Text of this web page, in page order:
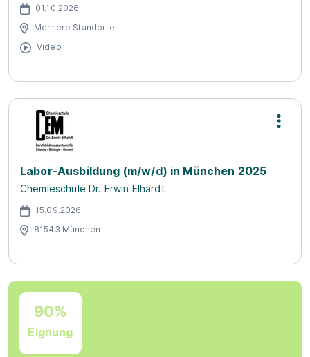
01.10.2026
Mehrere Standorte
Video
Labor-Ausbildung (m/w/d) in München 2025
Chemieschule Dr. Erwin Elhardt
15.09.2026
81543 München
90%
Eignung